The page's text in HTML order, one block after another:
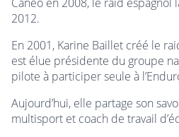
2012.
En 2001, Karine Baillet créé le
est élue présidente du groupe
pilote à participer seule à
Aujourd’hui, elle partage son
multisport et coach de travail